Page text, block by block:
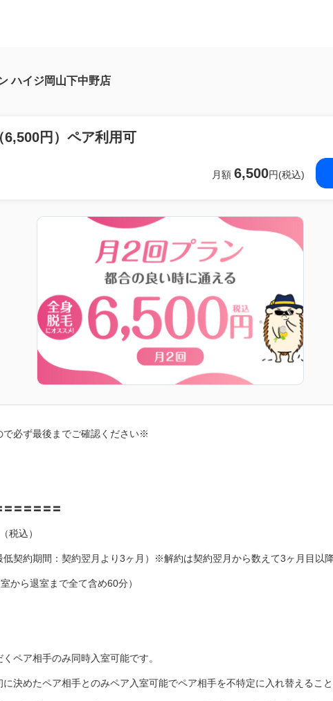
ハイジ岡山下中野店
円）ペア利用可
月額 6,500円(税込)
必ず最後までご確認ください※
〓〓〓〓〓〓
税込）
低契約期間：契約翌月より3ヶ月）※解約は契約翌月から数えて3ヶ月目以
から退室まで全て含め60分）
ペア相手のみ同時入室可能です。
に決めたペア相手とのみペア入室可能でペア相手を不特定に入れ替えること